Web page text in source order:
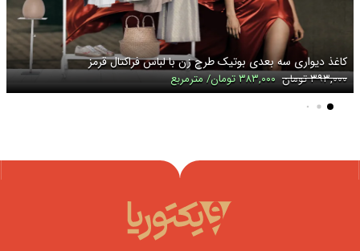
کاغذ دیواری سه بعدی بوتیک طرح زن با لباس فراکتال قرمز
۳۹۳,۰۰۰ تومان ۳۸۳,۰۰۰ تومان/ مترمربع